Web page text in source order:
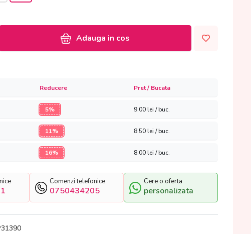
Adauga in cos
Reducere Pret / Bucata
5% 9.00lei / buc.
11% 8.50lei / buc.
16% 8.00lei / buc.
Comenzi telefonice
0750434205
Cere o oferta
personalizata